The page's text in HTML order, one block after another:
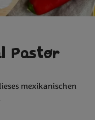
Pastor
mexikanischen